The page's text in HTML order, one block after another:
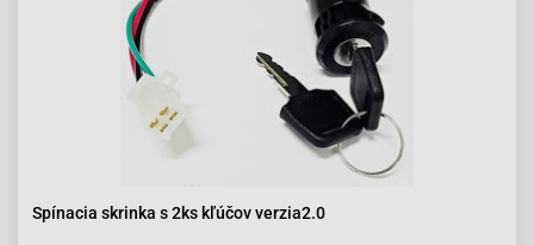
Spínacia skrinka s 2ks kľúčov verzia2.0